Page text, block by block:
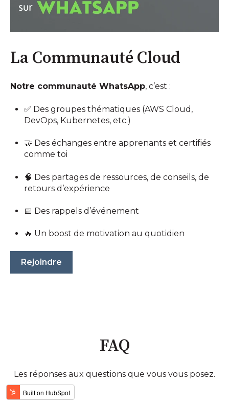
La Communauté Cloud
Notre communauté WhatsApp, c’est :
✅ Des groupes thématiques (AWS Cloud,
DevOps, Kubernetes, etc.)
🤝 Des échanges entre apprenants et certifiés
comme toi
🧠 Des partages de ressources, de conseils, de
retours d’expérience
📅 Des rappels d’événement
🔥 Un boost de motivation au quotidien
Rejoindre
FAQ
Les réponses aux questions que vous vous posez.